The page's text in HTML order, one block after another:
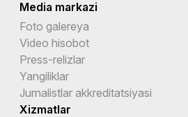
Media markazi
Foto galereya
Video hisobot
Press-relizlar
Yangiliklar
Jurnalistlar akkreditatsiyasi
Xizmatlar